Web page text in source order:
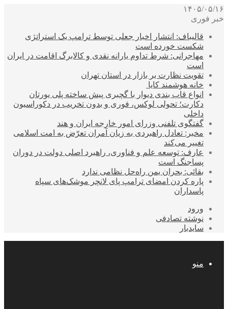
۱۴۰۵/۰۵/۱۶
خبر فوری
قالیباف: انتشار اخبار جعلی توسط ترامپ یک استراتژی
شکست خورده است
مهاجرانی: شرط تداوم یارانه نقدی و کالابرگ اقامت در ایران
است
تقویت نظارت بر بازار در استان تهران
خانه هوشمند کایا
انواع قاب بندی دیوار با گچبری پیش ساخته پلی یورتان
دکارت؛ تحولی لوکس، فوری و بدون تخریب در دکوراسیون
داخلی
گفتگوی تلفنی وزرای امور خارجه ایران و هند
مخبر: تعادل راهبردی به زیان آمران تعرّض به امت اسلامی
تغییر می‌کند
عارف: توسعه علم و فناوری، راهبرد اصلی دولت در دوران
پساجنگ است
بقائی: بحران یمن راه‌حل نظامی ندارد
پاره کردن امضای ترامپ پای لانچر موشک‌های سپاه
پاسداران
ورود
نوشته تصادفی
سایدبار
منو